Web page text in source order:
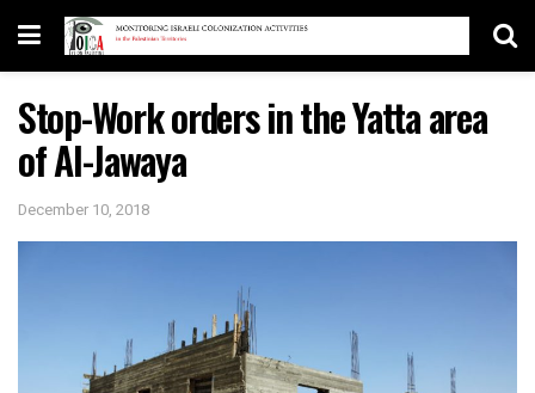
Stop-Work orders in the Yatta area
of Al-Jawaya
December 10, 2018